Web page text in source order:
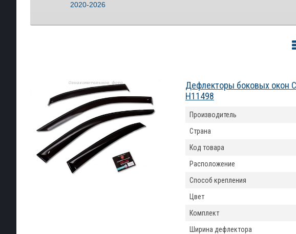
2020-2026
Дефлекторы боковых окон
H11498
Производитель
Страна
Код товара
Расположение
Способ крепления
Цвет
Комплект
Ширина дефлектора